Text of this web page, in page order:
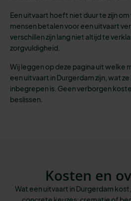
Een uitvaart hoeft niet duur te zijn
mensen betalen voor een uitvaart
verschillen zijn lang niet altijd te
zorgvuldigheid.
Wij leggen op deze pagina uit welke
een uitvaart in Durgerdam zijn, wat
inbegrepen is. Geen verborgen
beslissen.
Kosten en
Wat een uitvaart in Durgerdam